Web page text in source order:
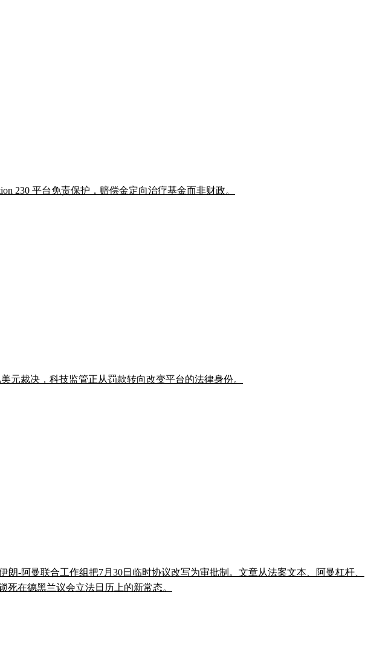
230 平台免责保护，赔偿金定向治疗基金而非财政。
元裁决，科技监管正从罚款转向改变平台的法律身份。
-阿曼联合工作组把7月30日临时协议改写为审批制。文章从法案文本、阿曼杠杆、
在德黑兰议会立法日历上的新常态。